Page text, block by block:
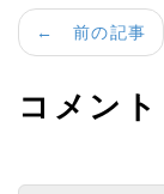
← 前の記事
コメント